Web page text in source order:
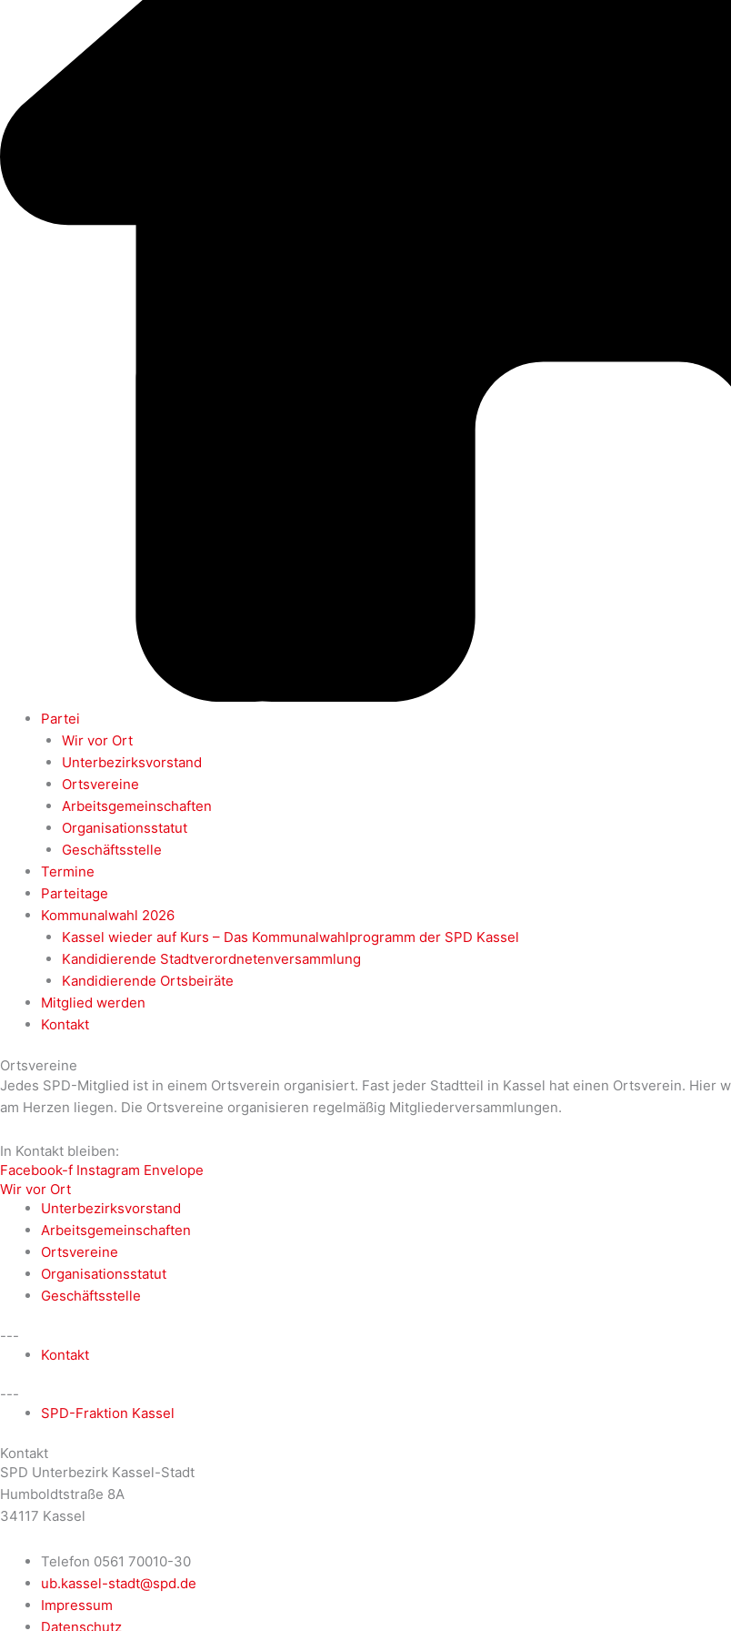
Partei
Wir vor Ort
Unterbezirksvorstand
Ortsvereine
Arbeitsgemeinschaften
Organisationsstatut
Geschäftsstelle
Termine
Parteitage
Kommunalwahl 2026
Kassel wieder auf Kurs – Das Kommunalwahlprogramm der SPD Kassel
Kandidierende Stadtverordnetenversammlung
Kandidierende Ortsbeiräte
Mitglied werden
Kontakt
Ortsvereine
Jedes SPD-Mitglied ist in einem Ortsverein organisiert. Fast jeder Stadtteil in Kassel hat einen Ortsverein. Hier
am Herzen liegen. Die Ortsvereine organisieren regelmäßig Mitgliederversammlungen.
In Kontakt bleiben:
Facebook-f Instagram Envelope
Wir vor Ort
Unterbezirksvorstand
Arbeitsgemeinschaften
Ortsvereine
Organisationsstatut
Geschäftsstelle
---
Kontakt
---
SPD-Fraktion Kassel
Kontakt
SPD Unterbezirk Kassel-Stadt
Humboldtstraße 8A
34117 Kassel
Telefon 0561 70010-30
ub.kassel-stadt@spd.de
Impressum
Datenschutz